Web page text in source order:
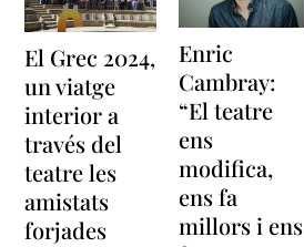
El Grec 2024,
un viatge
interior a
través del
teatre les
amistats
forjades
Enric
Cambray:
“El teatre
ens
modifica,
ens fa
millors i ens